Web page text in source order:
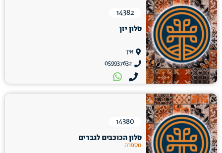
14382
סלון יזן
אין
059937632
14380
סלון הכוכבים לגברים
מספרה